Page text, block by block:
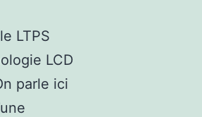
LTPS
LCD
parle ici